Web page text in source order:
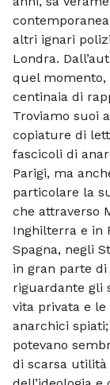
altri ignari
Londra.
quel momento,
centinaia di
Troviamo suoi
copiature di
fascicoli di
Parigi, ma
particolare la
che attraverso
Inghilterra e in
Spagna, negli
in gran parte
riguardante gli
vita privata e le
anarchici
potevano
di scarsa utilità